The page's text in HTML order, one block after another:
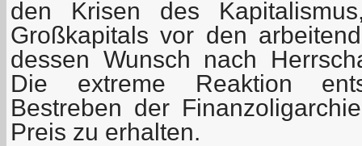
den Krisen des
Großkapitals vor den
dessen Wunsch nach
Die extreme Reaktion
Bestreben der
Preis zu erhalten.